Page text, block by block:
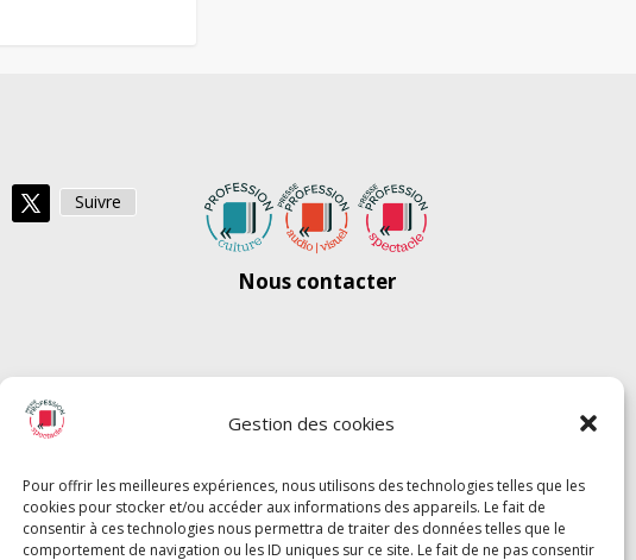
Gestion des cookies
Pour offrir les meilleures expériences, nous utilisons des technologies telles que les
cookies pour stocker et/ou accéder aux informations des appareils. Le fait de
consentir à ces technologies nous permettra de traiter des données telles que le
comportement de navigation ou les ID uniques sur ce site. Le fait de ne pas consentir
Suivre
Nous contacter